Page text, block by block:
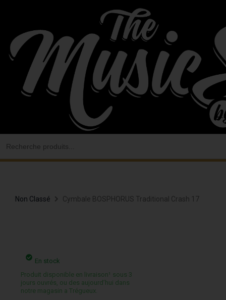
contenu
Non Classé Cymbale BOSPHORUS Traditional Crash 17
En stock
Produit disponible en livraison¹ sous 3
jours ouvrés, ou des aujourd’hui dans
notre magasin a Trégueux.